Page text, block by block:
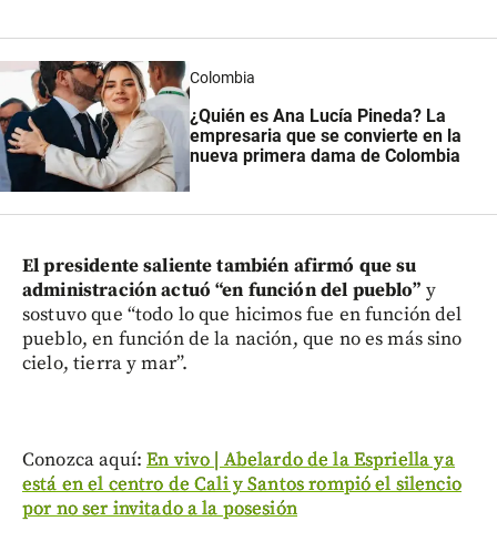
Colombia
¿Quién es Ana Lucía Pineda? La
empresaria que se convierte en la
nueva primera dama de Colombia
El presidente saliente también afirmó que su
administración actuó “en función del pueblo” y
sostuvo que “todo lo que hicimos fue en función del
pueblo, en función de la nación, que no es más sino
cielo, tierra y mar”.
Conozca aquí:En vivo | Abelardo de la Espriella ya
está en el centro de Cali y Santos rompió el silencio
por no ser invitado a la posesión